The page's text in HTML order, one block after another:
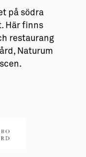
på södra
Här finns
restaurang
Naturum